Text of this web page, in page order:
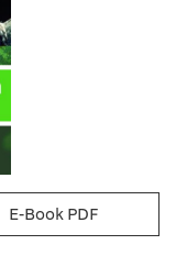
E-Book PDF